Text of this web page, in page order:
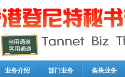
业务介绍 部门业务 条块业务